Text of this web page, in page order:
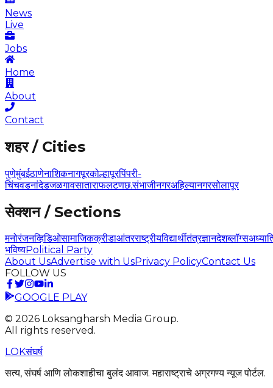
News
Live
Jobs
Home
About
Contact
शहर / Cities
पुणेमुंबईठाणेनाशिकनागपूरकोल्हापूरपिंपरी-
चिंचवडनांदेडजळगावसाताराफलटणछ.संभाजीनगरअहिल्यानगरसोलापूर
सेक्शन / Sections
मनोरंजनव्हिडिओसामाजिकक्रीडाआंतरराष्ट्रीयविद्यार्थीतंत्रज्ञानदेशब्लॉग्स
भविष्यPolitical Party
About UsAdvertise with UsPrivacy PolicyContact Us
FOLLOW US
GOOGLE PLAY
© 2026 Loksangharsh Media Group.
All rights reserved.
LOKसंघर्ष
सत्य, संघर्ष आणि लोकशाहीचा बुलंद आवाज. महाराष्ट्राचे अग्रगण्य न्यूज पोर्टल.